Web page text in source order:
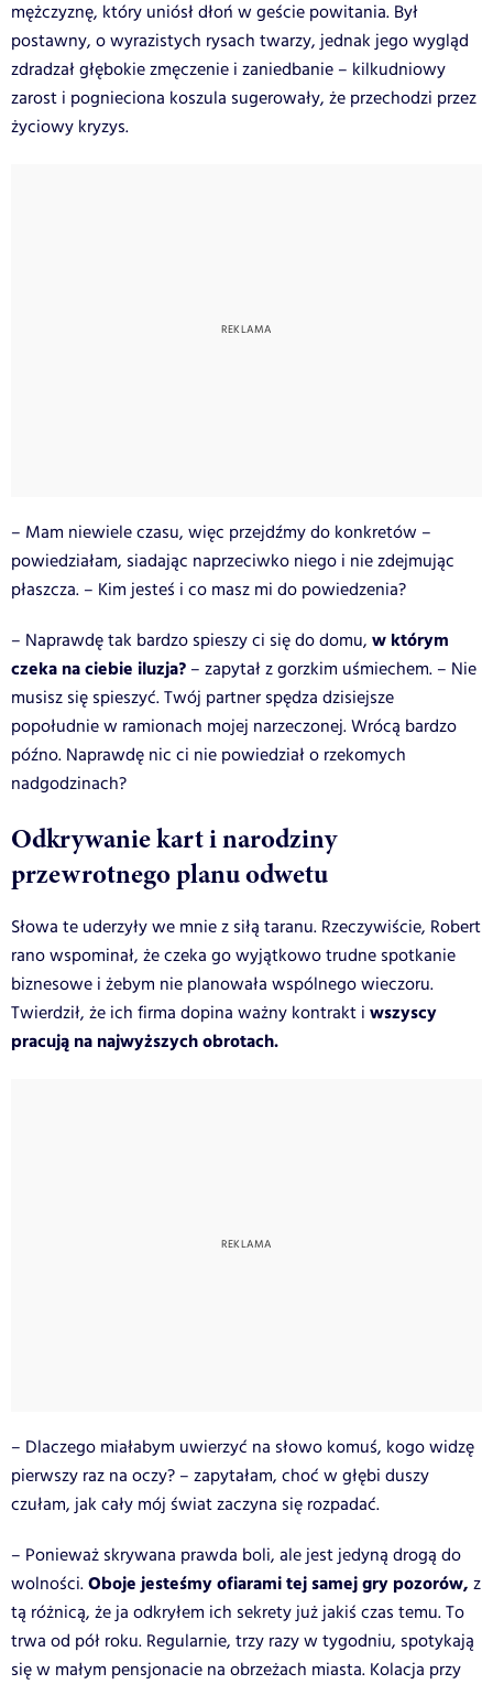
mężczyznę, który uniósł dłoń w geście powitania. Był
postawny, o wyrazistych rysach twarzy, jednak jego wygląd
zdradzał głębokie zmęczenie i zaniedbanie – kilkudniowy
zarost i pognieciona koszula sugerowały, że przechodzi przez
życiowy kryzys.
– Mam niewiele czasu, więc przejdźmy do konkretów –
powiedziałam, siadając naprzeciwko niego i nie zdejmując
płaszcza. – Kim jesteś i co masz mi do powiedzenia?
– Naprawdę tak bardzo spieszy ci się do domu, w którym
czeka na ciebie iluzja? – zapytał z gorzkim uśmiechem. – Nie
musisz się spieszyć. Twój partner spędza dzisiejsze
popołudnie w ramionach mojej narzeczonej. Wrócą bardzo
późno. Naprawdę nic ci nie powiedział o rzekomych
nadgodzinach?
Odkrywanie kart i narodziny
przewrotnego planu odwetu
Słowa te uderzyły we mnie z siłą taranu. Rzeczywiście, Robert
rano wspominał, że czeka go wyjątkowo trudne spotkanie
biznesowe i żebym nie planowała wspólnego wieczoru.
Twierdził, że ich firma dopina ważny kontrakt i wszyscy
pracują na najwyższych obrotach.
– Dlaczego miałabym uwierzyć na słowo komuś, kogo widzę
pierwszy raz na oczy? – zapytałam, choć w głębi duszy
czułam, jak cały mój świat zaczyna się rozpadać.
– Ponieważ skrywana prawda boli, ale jest jedyną drogą do
wolności.Oboje jesteśmy ofiarami tej samej gry pozorów, z
tą różnicą, że ja odkryłem ich sekrety już jakiś czas temu. To
trwa od pół roku. Regularnie, trzy razy w tygodniu, spotykają
się w małym pensjonacie na obrzeżach miasta. Kolacja przy